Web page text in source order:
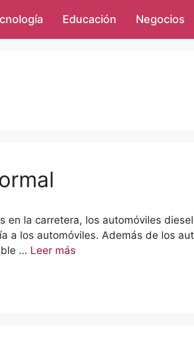
Educación Negocios
en la carretera, los automóviles
a los automóviles. Además de los
… Leer más